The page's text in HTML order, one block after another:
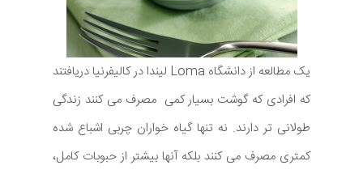
یک مطالعه از دانشگاه Loma لیندا در کالیفرنیا دریافتند
که افرادی که گوشت بسیار کمی مصرف می کنند زندگی
طولانی تر دارند. نه تنها گیاه خواران چربی اشباع شده
کمتری مصرف می کنند بلکه آنها بیشتر از حبوبات کامل،